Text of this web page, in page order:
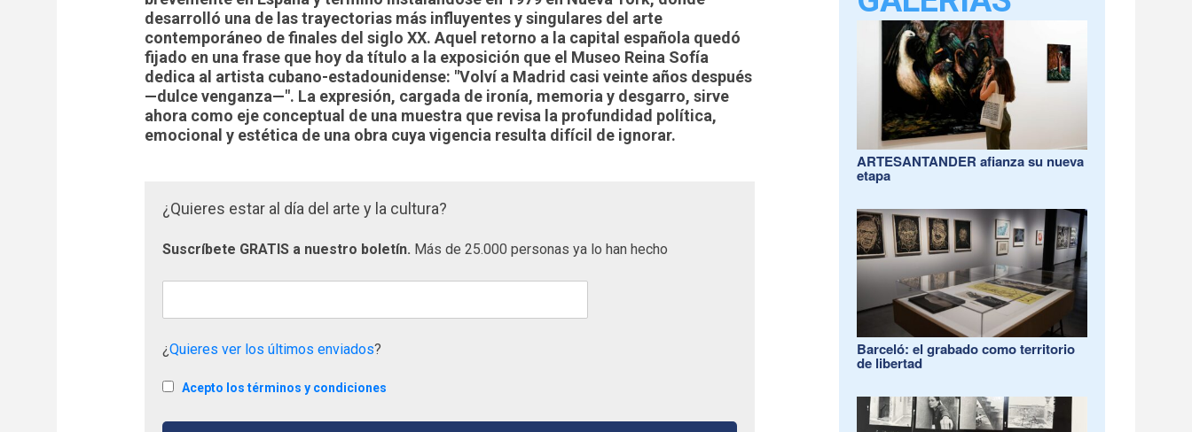
desarrolló una de las trayectorias más influyentes y singulares del arte
contemporáneo de finales del siglo XX. Aquel retorno a la capital española quedó
fijado en una frase que hoy da título a la exposición que el Museo Reina Sofía
dedica al artista cubano-estadounidense: "Volví a Madrid casi veinte años después
—dulce venganza—". La expresión, cargada de ironía, memoria y desgarro, sirve
ahora como eje conceptual de una muestra que revisa la profundidad política,
emocional y estética de una obra cuya vigencia resulta difícil de ignorar.
¿Quieres estar al día del arte y la cultura?
Suscríbete GRATIS a nuestro boletín. Más de 25.000 personas ya lo han hecho
¿Quieres ver los últimos enviados?
Acepto los términos y condiciones
ARTESANTANDER afianza su nueva
etapa
Barceló: el grabado como territorio
de libertad